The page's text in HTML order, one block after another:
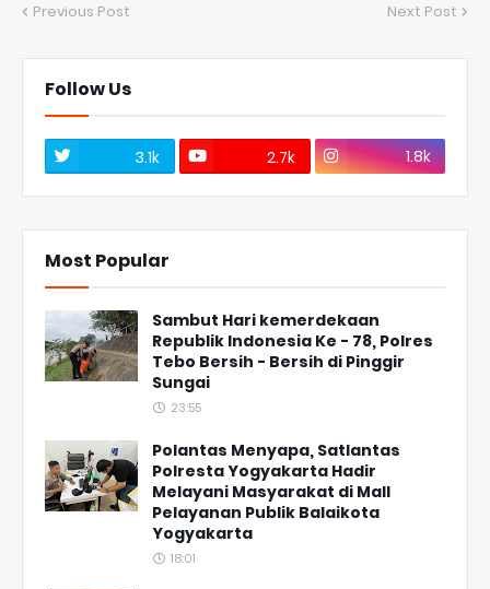
Previous Post Next Post
Follow Us
3.1k 2.7k 1.8k
Most Popular
Sambut Hari kemerdekaan
Republik Indonesia Ke - 78, Polres
Tebo Bersih - Bersih di Pinggir
Sungai
23:55
Polantas Menyapa, Satlantas
Polresta Yogyakarta Hadir
Melayani Masyarakat di Mall
Pelayanan Publik Balaikota
Yogyakarta
18:01